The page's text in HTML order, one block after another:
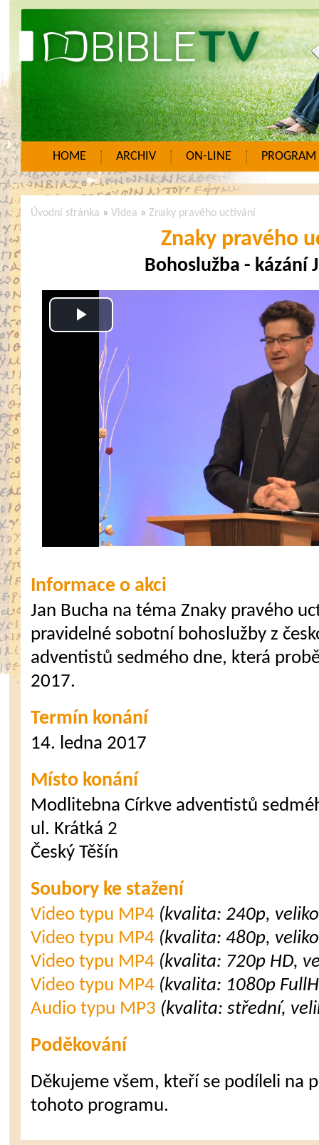
HOME ARCHIV ON-LINE PROGRAM
Úvodní stránka » Videa »Znaky pravého uctívání
Znaky pravého
Bohoslužba - kázání
Play
Video
Informace o akci
Jan Bucha na téma Znaky pravého
pravidelné sobotní bohoslužby z
adventistů sedmého dne, která
2017.
Termín konání
14. ledna 2017
Místo konání
Modlitebna Církve adventistů
ul. Krátká 2
Český Těšín
Soubory ke stažení
Video typu MP4 (kvalita: 240p,
Video typu MP4 (kvalita: 480p,
Video typu MP4 (kvalita: 720p HD,
Video typu MP4 (kvalita: 1080p
Audio typu MP3 (kvalita: střední,
Poděkování
Děkujeme všem, kteří se podíleli na
tohoto programu.